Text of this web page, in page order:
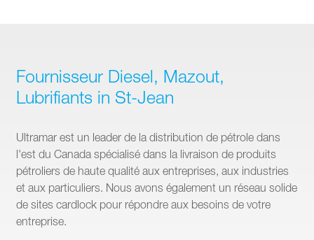
Fournisseur Diesel, Mazout,
Lubrifiants in St-Jean
Ultramar est un leader de la distribution de pétrole dans
l'est du Canada spécialisé dans la livraison de produits
pétroliers de haute qualité aux entreprises, aux industries
et aux particuliers. Nous avons également un réseau solide
de sites cardlock pour répondre aux besoins de votre
entreprise.